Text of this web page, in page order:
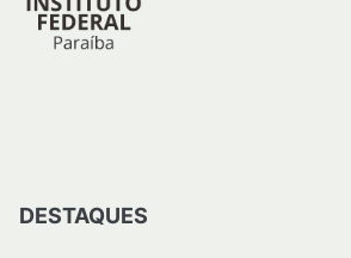
DESTAQUES